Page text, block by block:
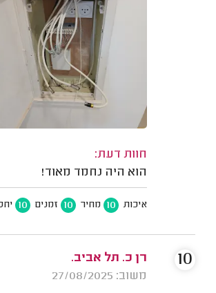
חוות דעת:
הוא היה נחמד מאוד!
איכות 10 מחיר 10 זמנים 10
רן כ. תל אביב.
משוב: 27/08/2025
10